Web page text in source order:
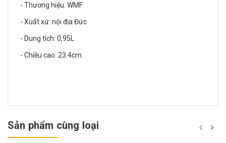
- Thương hiệu: WMF
- Xuất xứ: nội địa Đức
- Dung tích: 0,95L
- Chiều cao: 23.4cm
Sản phẩm cùng loại